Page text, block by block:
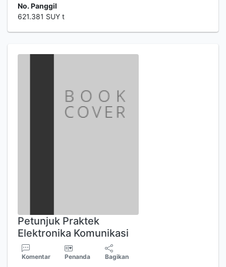
No. Panggil
621.381 SUY t
Petunjuk Praktek
Elektronika Komunikasi
Komentar Penanda Bagikan